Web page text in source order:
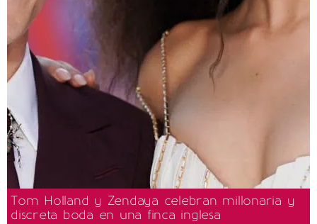
Tom Holland y Zendaya celebran millonaria y
discreta boda en una finca inglesa